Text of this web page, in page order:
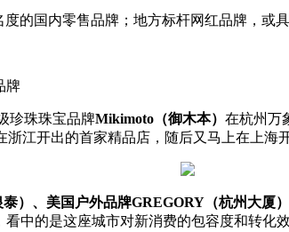
的国内零售品牌；地方标杆网红品牌，或
牌
珍珠珠宝品牌Mikimoto（御木本） 在杭州万
江开出的首家精品店，随后又马上在上海
）、美国户外品牌GREGORY（杭州大厦
中的是这座城市对新消费的包容度和转化效